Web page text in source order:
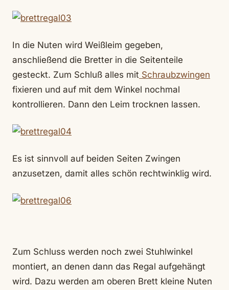
In die Nuten wird Weißleim gegeben,
anschließend die Bretter in die Seitenteile
gesteckt. Zum Schluß alles mit Schraubzwingen
fixieren und auf mit dem Winkel nochmal
kontrollieren. Dann den Leim trocknen lassen.
Es ist sinnvoll auf beiden Seiten Zwingen
anzusetzen, damit alles schön rechtwinklig wird.
Zum Schluss werden noch zwei Stuhlwinkel
montiert, an denen dann das Regal aufgehängt
wird. Dazu werden am oberen Brett kleine Nuten